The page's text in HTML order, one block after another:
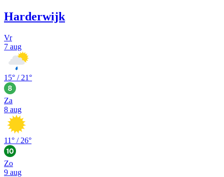
Harderwijk
Vr
7 aug
15° / 21°
Za
8 aug
11° / 26°
Zo
9 aug